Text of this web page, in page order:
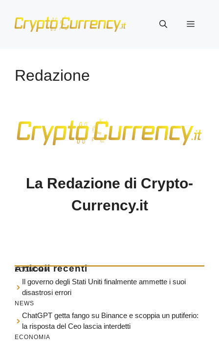
Menu
Redazione
La Redazione di Crypto-
Currency.it
Articoli recenti
ECONOMIA
Il governo degli Stati Uniti finalmente ammette i suoi
disastrosi errori
NEWS
ChatGPT getta fango su Binance e scoppia un putiferio:
la risposta del Ceo lascia interdetti
ECONOMIA